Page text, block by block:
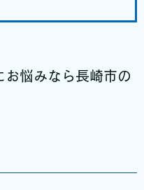
お悩みなら長崎市の